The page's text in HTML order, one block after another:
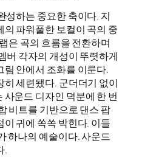
성하는 중요한 축이다. 지
파워풀한 보컬이 곡의 중
은 곡의 흐름을 전환하며
버 각자의 개성이 뚜렷하게
안에서 조화를 이룬다.
세련됐다. 군더더기 없이
운드 디자인 덕분에 한 번
비트를 기반으로 댄스 팝
귀에 쏙쏙 박힌다. 이들
하나의 예술이다. 사운드
.